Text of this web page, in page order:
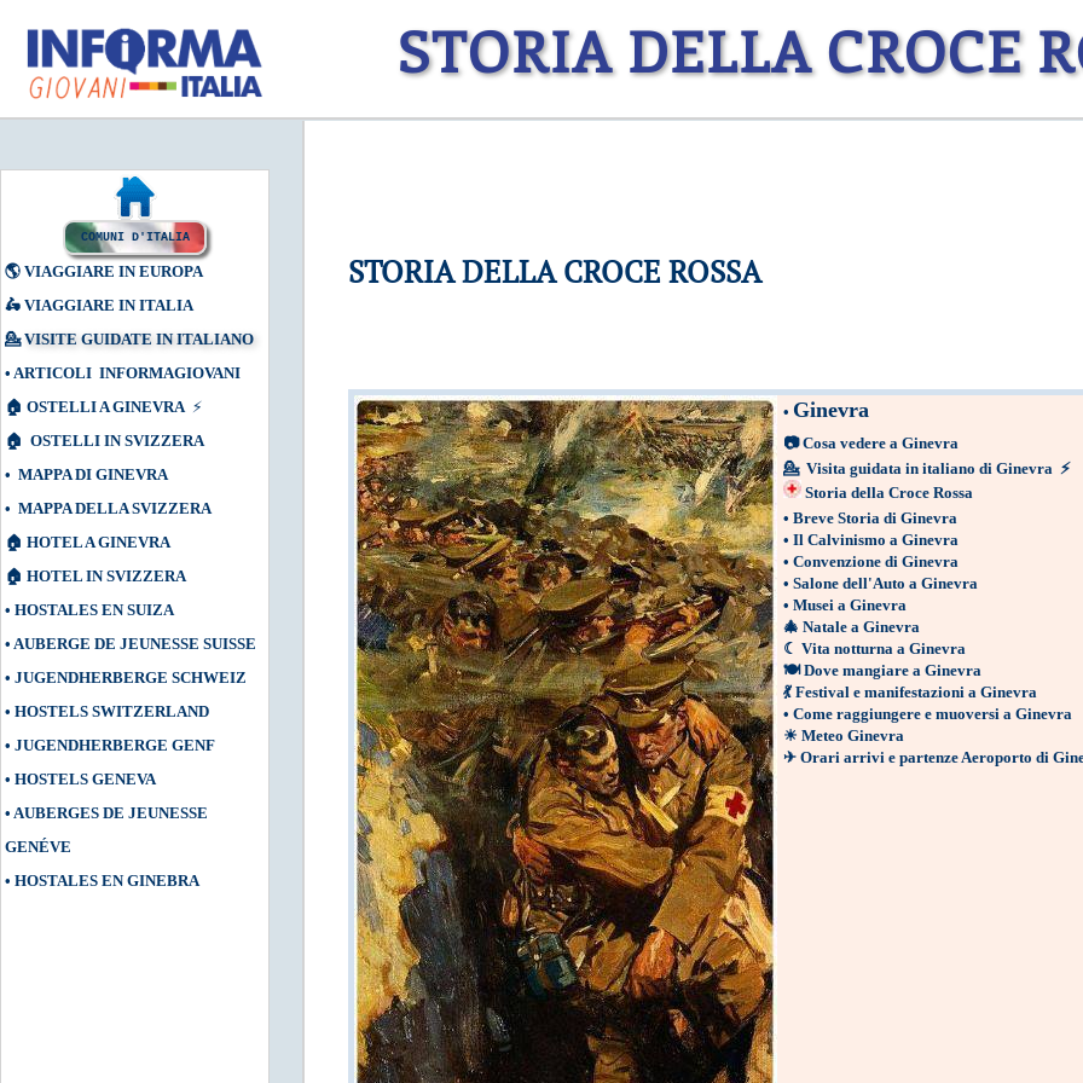
STORIA DELLA CROCE
COMUNI D'ITALIA
🌎 VIAGGIARE IN EUROPA
🛵 VIAGGIARE IN ITALIA
💁 VISITE GUIDATE IN ITALIANO
• ARTICOLI INFORMAGIOVANI
🏠 OSTELLI A GINEVRA ⚡
🏠 OSTELLI IN SVIZZERA
• MAPPA DI GINEVRA
• MAPPA DELLA SVIZZERA
🏠 HOTEL A GINEVRA
🏠 HOTEL IN SVIZZERA
• HOSTALES EN SUIZA
• AUBERGE DE JEUNESSE SUISSE
• JUGENDHERBERGE SCHWEIZ
• HOSTELS SWITZERLAND
• JUGENDHERBERGE GENF
• HOSTELS GENEVA
• AUBERGES DE JEUNESSE
GENÉVE
• HOSTALES EN GINEBRA
STORIA DELLA CROCE ROSSA
• Ginevra
📷 Cosa vedere a Ginevra
💁 Visita guidata in italiano di Ginevra ⚡
Storia della Croce Rossa
• Breve Storia di Ginevra
• Il Calvinismo a Ginevra
• Convenzione di Ginevra
• Salone dell'Auto a Ginevra
• Musei a Ginevra
🎄 Natale a Ginevra
☾ Vita notturna a Ginevra
🍽 Dove mangiare a Ginevra
💃 Festival e manifestazioni a Ginevra
• Come raggiungere e muoversi a Ginevra
☀ Meteo Ginevra
✈ Orari arrivi e partenze Aeroporto di